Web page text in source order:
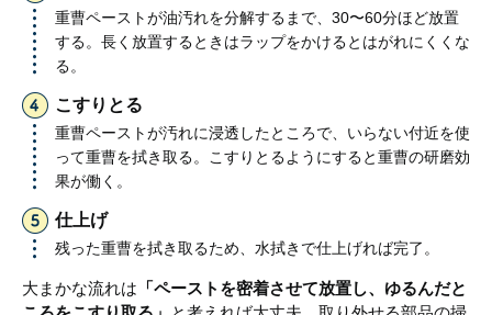
重曹ペーストが油汚れを分解するまで、30〜60分ほど放置
する。長く放置するときはラップをかけるとはがれにくくな
る。
こすりとる
重曹ペーストが汚れに浸透したところで、いらない付近を使
って重曹を拭き取る。こすりとるようにすると重曹の研磨効
果が働く。
仕上げ
残った重曹を拭き取るため、水拭きで仕上げれば完了。
大まかな流れは 「ペーストを密着させて放置し、ゆるんだと